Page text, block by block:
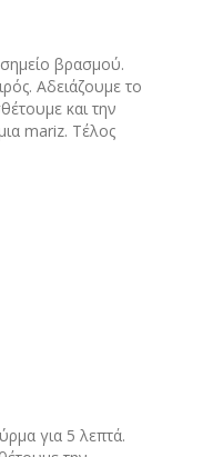
βρασμού.
Αδειάζουμε το
και την
mariz. Τέλος
για 5 λεπτά.